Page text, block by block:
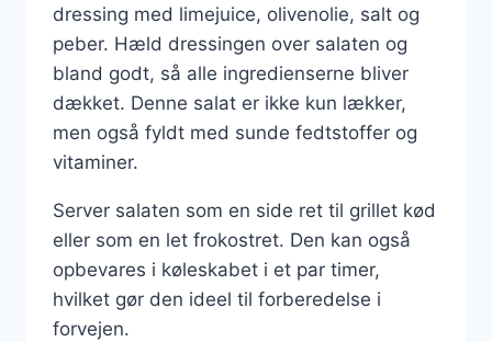
dressing med limejuice, olivenolie, salt og
peber. Hæld dressingen over salaten og
bland godt, så alle ingredienserne bliver
dækket. Denne salat er ikke kun lækker,
men også fyldt med sunde fedtstoffer og
vitaminer.
Server salaten som en side ret til grillet kød
eller som en let frokostret. Den kan også
opbevares i køleskabet i et par timer,
hvilket gør den ideel til forberedelse i
forvejen.